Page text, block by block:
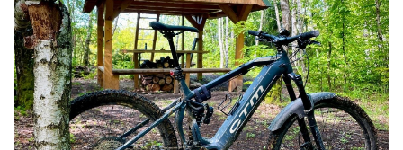
históriou. Kedysi strážil obchodné cesty a bol
dôležitou pevnosťou regiónu. Dnes ponúka
nádherné výhľady a tajomnú atmosféru, ktorá
láka turistov aj milovníkov histórie. Objavte jeho
príbeh a nechajte sa uniesť kúzlom zabudnutých
múrov!
Zistiť viac